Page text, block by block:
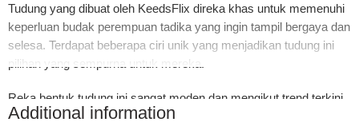
Tudung yang dibuat oleh KeedsFlix direka khas untuk memenuhi
keperluan budak perempuan tadika yang ingin tampil bergaya dan
selesa. Terdapat beberapa ciri unik yang menjadikan tudung ini
pilihan yang sempurna untuk mereka.
Reka bentuk tudung ini sangat moden dan mengikut trend terkini,
membolehkan si kecil menjalani kehidupan hariannya dengan
Additional information